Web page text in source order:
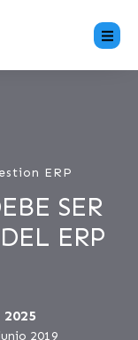
ERP
SER
ERP
2019